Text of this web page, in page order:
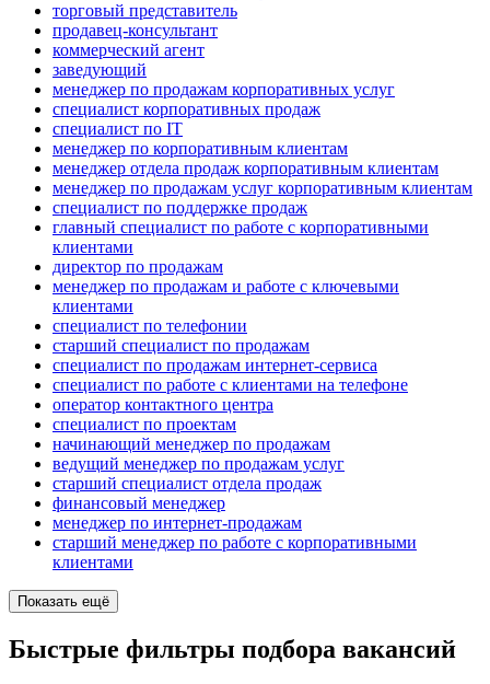
торговый представитель
продавец-консультант
коммерческий агент
заведующий
менеджер по продажам корпоративных услуг
специалист корпоративных продаж
специалист по IT
менеджер по корпоративным клиентам
менеджер отдела продаж корпоративным клиентам
менеджер по продажам услуг корпоративным клиентам
специалист по поддержке продаж
главный специалист по работе с корпоративными
клиентами
директор по продажам
менеджер по продажам и работе с ключевыми
клиентами
специалист по телефонии
старший специалист по продажам
специалист по продажам интернет-сервиса
специалист по работе с клиентами на телефоне
оператор контактного центра
специалист по проектам
начинающий менеджер по продажам
ведущий менеджер по продажам услуг
старший специалист отдела продаж
финансовый менеджер
менеджер по интернет-продажам
старший менеджер по работе с корпоративными
клиентами
Показать ещё
Быстрые фильтры подбора вакансий